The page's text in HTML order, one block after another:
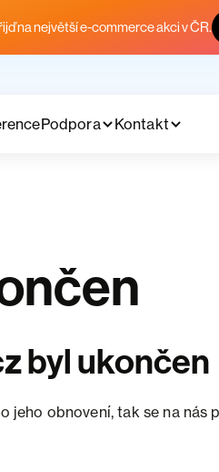
na největší e-commerce akci v ČR.
Podpora Kontakt
byl ukončen
jeho obnovení, tak se na nás